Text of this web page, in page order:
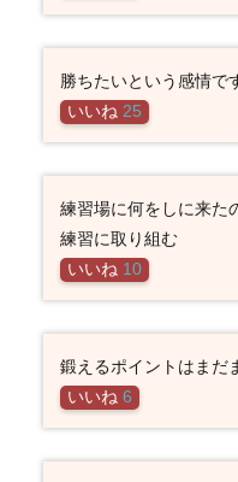
勝ちたいという感情で
いいね 25
練習場に何をしに来た
練習に取り組む
いいね 10
鍛えるポイントはまだ
いいね 6